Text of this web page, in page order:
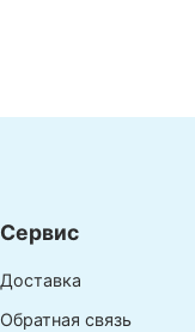
Сервис
Доставка
Обратная связь